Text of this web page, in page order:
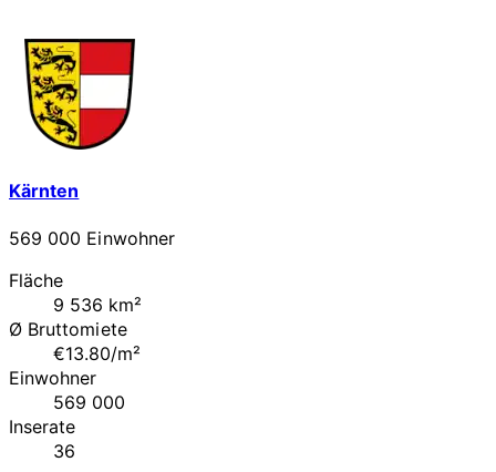
Kärnten
569 000 Einwohner
Fläche
9 536 km²
Ø Bruttomiete
€13.80/m²
Einwohner
569 000
Inserate
36